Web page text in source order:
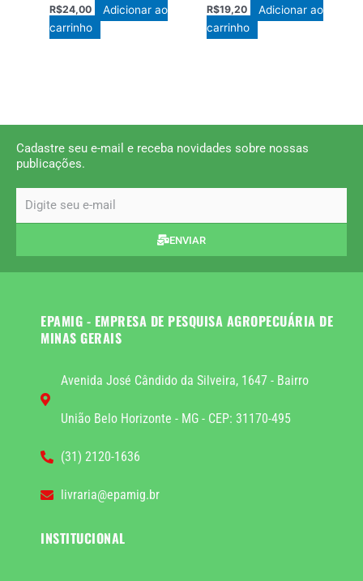
R$24,00
Adicionar ao
carrinho
R$19,20
Adicionar ao
carrinho
Cadastre seu e-mail e receba novidades sobre nossas
publicações.
ENVIAR
EPAMIG - EMPRESA DE PESQUISA AGROPECUÁRIA DE
MINAS GERAIS
Avenida José Cândido da Silveira, 1647 - Bairro
União Belo Horizonte - MG - CEP: 31170-495
(31) 2120-1636
livraria@epamig.br
INSTITUCIONAL